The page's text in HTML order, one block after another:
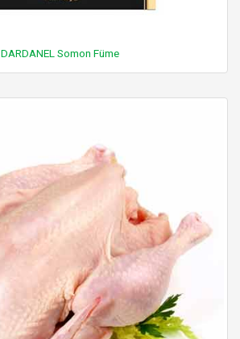
DARDANEL Somon Füme